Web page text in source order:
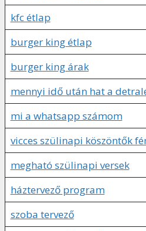
kfc étlap
burger king étlap
burger king árak
mennyi idő után hat a
mi a whatsapp számom
vicces szülinapi köszöntők
megható szülinapi versek
háztervező program
szoba tervező